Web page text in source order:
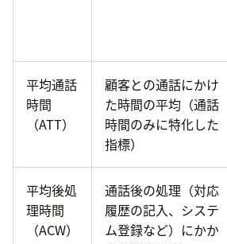
平均通話
時間
（ATT）
顧客との通話にかけ
た時間の平均（通話
時間のみに特化した
指標）
平均後処
理時間
（ACW）
通話後の処理（対応
履歴の記入、システ
ム登録など）にかか